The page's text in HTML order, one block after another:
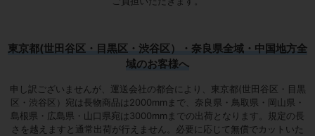
東京都(世田谷区・目黒区・渋谷区）・奈良県全域・中国地方全
域のお客様へ
申し訳ございませんが、運送会社の都合により、東京都(世田谷区・目黒
区・渋谷区）宛は長物商品は2000mmまで 、奈良県・鳥取県・岡山県・
島根県・広島県・山口県宛は3000mmまでの出荷となります 。規定の長
さを越えますと通常出荷が行えません。必要に応じて無償でカットいた